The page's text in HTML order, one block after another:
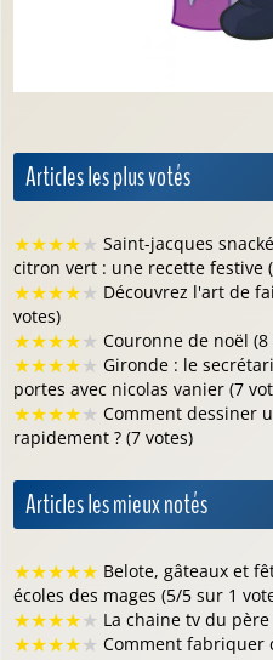
Articles les plus votés
★★★★★ Saint-jacques
citron vert : une recette festive
★★★★★ Découvrez l'art de
votes)
★★★★★ Couronne de noël (8
★★★★★ Gironde : le
portes avec nicolas vanier (7
★★★★★ Comment dessiner
rapidement ? (7 votes)
Articles les mieux notés
★★★★★ Belote, gâteaux et
écoles des mages (5/5 sur 1
★★★★★ La chaine tv du
★★★★★ Comment fabriquer